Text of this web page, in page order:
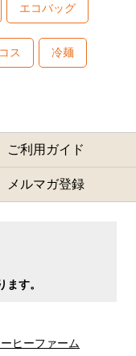
エコバッグ
ス 冷麺
ご利用ガイド
メルマガ登録
す。
ヒーファーム